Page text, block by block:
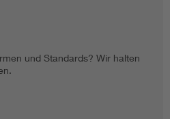
und Standards? Wir halten